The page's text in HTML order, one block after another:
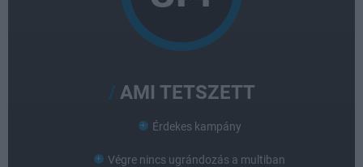
AMI TETSZETT
Érdekes kampány
Végre nincs ugrándozás a multiban